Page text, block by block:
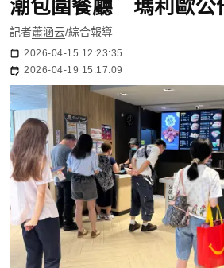
記者蕭涵云/綜合報導
2026-04-15 12:23:35
2026-04-19 15:17:09